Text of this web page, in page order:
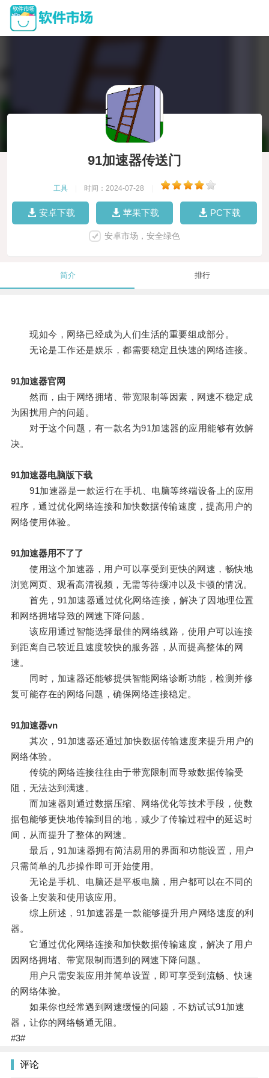
91加速器传送门
工具 时间：2024-07-28
安卓下载 苹果下载 PC下载
安卓市场，安全绿色
简介 排行
现如今，网络已经成为人们生活的重要组成部分。
无论是工作还是娱乐，都需要稳定且快速的网络连接。
91加速器官网
然而，由于网络拥堵、带宽限制等因素，网速不稳定成
为困扰用户的问题。
对于这个问题，有一款名为91加速器的应用能够有效解
决。
91加速器电脑版下载
91加速器是一款运行在手机、电脑等终端设备上的应用
程序，通过优化网络连接和加快数据传输速度，提高用户的
网络使用体验。
91加速器用不了了
使用这个加速器，用户可以享受到更快的网速，畅快地
浏览网页、观看高清视频，无需等待缓冲以及卡顿的情况。
首先，91加速器通过优化网络连接，解决了因地理位置
和网络拥堵导致的网速下降问题。
该应用通过智能选择最佳的网络线路，使用户可以连接
到距离自己较近且速度较快的服务器，从而提高整体的网
速。
同时，加速器还能够提供智能网络诊断功能，检测并修
复可能存在的网络问题，确保网络连接稳定。
91加速器vn
其次，91加速器还通过加快数据传输速度来提升用户的
网络体验。
传统的网络连接往往由于带宽限制而导致数据传输受
阻，无法达到满速。
而加速器则通过数据压缩、网络优化等技术手段，使数
据包能够更快地传输到目的地，减少了传输过程中的延迟时
间，从而提升了整体的网速。
最后，91加速器拥有简洁易用的界面和功能设置，用户
只需简单的几步操作即可开始使用。
无论是手机、电脑还是平板电脑，用户都可以在不同的
设备上安装和使用该应用。
综上所述，91加速器是一款能够提升用户网络速度的利
器。
它通过优化网络连接和加快数据传输速度，解决了用户
因网络拥堵、带宽限制而遇到的网速下降问题。
用户只需安装应用并简单设置，即可享受到流畅、快速
的网络体验。
如果你也经常遇到网速缓慢的问题，不妨试试91加速
器，让你的网络畅通无阻。
#3#
评论